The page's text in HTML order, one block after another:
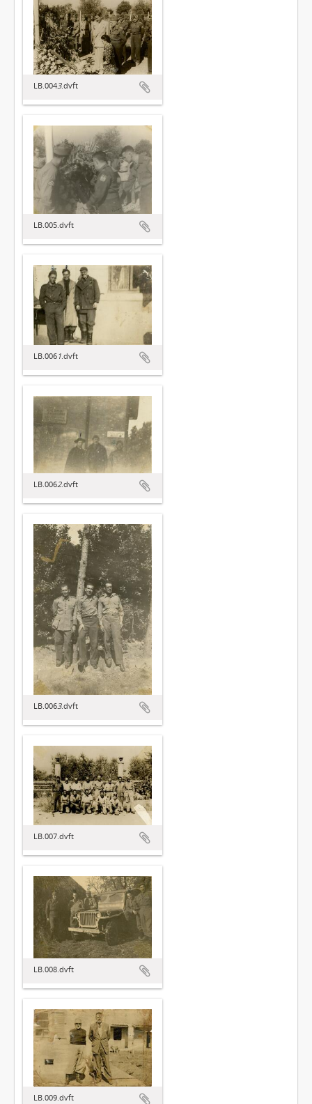
LB.0043.dvft
LB.005.dvft
LB.0061 .dvft
LB.0062.dvft
LB.0063.dvft
LB.007.dvft
LB.008.dvft
LB.009.dvft